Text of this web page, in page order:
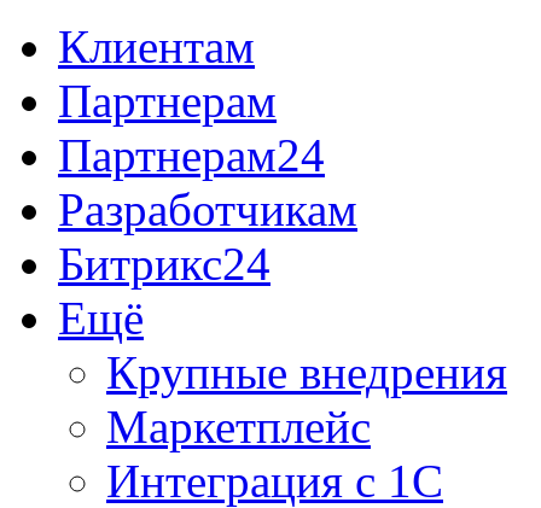
Клиентам
Партнерам
Партнерам24
Разработчикам
Битрикс24
Ещё
Крупные внедрения
Маркетплейс
Интеграция с 1С